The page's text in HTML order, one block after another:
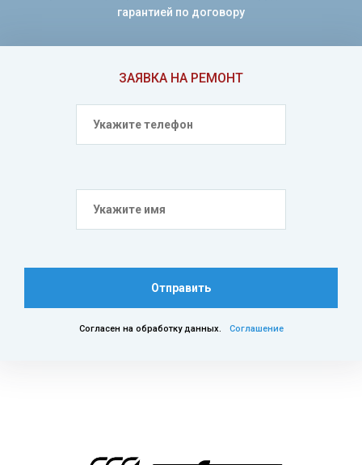
ЗАЯВКА НА РЕМОНТ
Отправить
Согласен на обработку данных. Соглашение
гарантией по договору